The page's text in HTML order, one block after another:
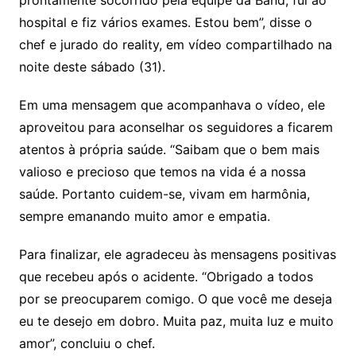
hospital e fiz vários exames. Estou bem”, disse o
chef e jurado do reality, em vídeo compartilhado na
noite deste sábado (31).
Em uma mensagem que acompanhava o vídeo, ele
aproveitou para aconselhar os seguidores a ficarem
atentos à própria saúde. “Saibam que o bem mais
valioso e precioso que temos na vida é a nossa
saúde. Portanto cuidem-se, vivam em harmônia,
sempre emanando muito amor e empatia.
Para finalizar, ele agradeceu às mensagens positivas
que recebeu após o acidente. “Obrigado a todos
por se preocuparem comigo. O que você me deseja
eu te desejo em dobro. Muita paz, muita luz e muito
amor”, concluiu o chef.